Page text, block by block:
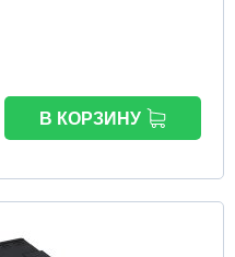
В КОРЗИНУ